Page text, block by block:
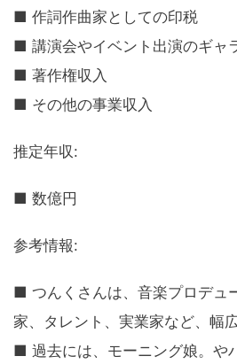
■ 作詞作曲家としての印税
■ 講演会やイベント出演のギャ
■ 著作権収入
■ その他の事業収入
推定年収:
■ 数億円
参考情報:
■ つんくさんは、音楽プロデュ
家、タレント、実業家など、幅
■ 過去には、モーニング娘。や